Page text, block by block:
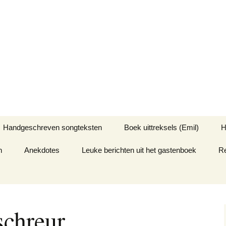
Handgeschreven songteksten Boek uittreksels (Emil)
La grande aventure de
Anekdotes Leuke berichten uit het gastenboek